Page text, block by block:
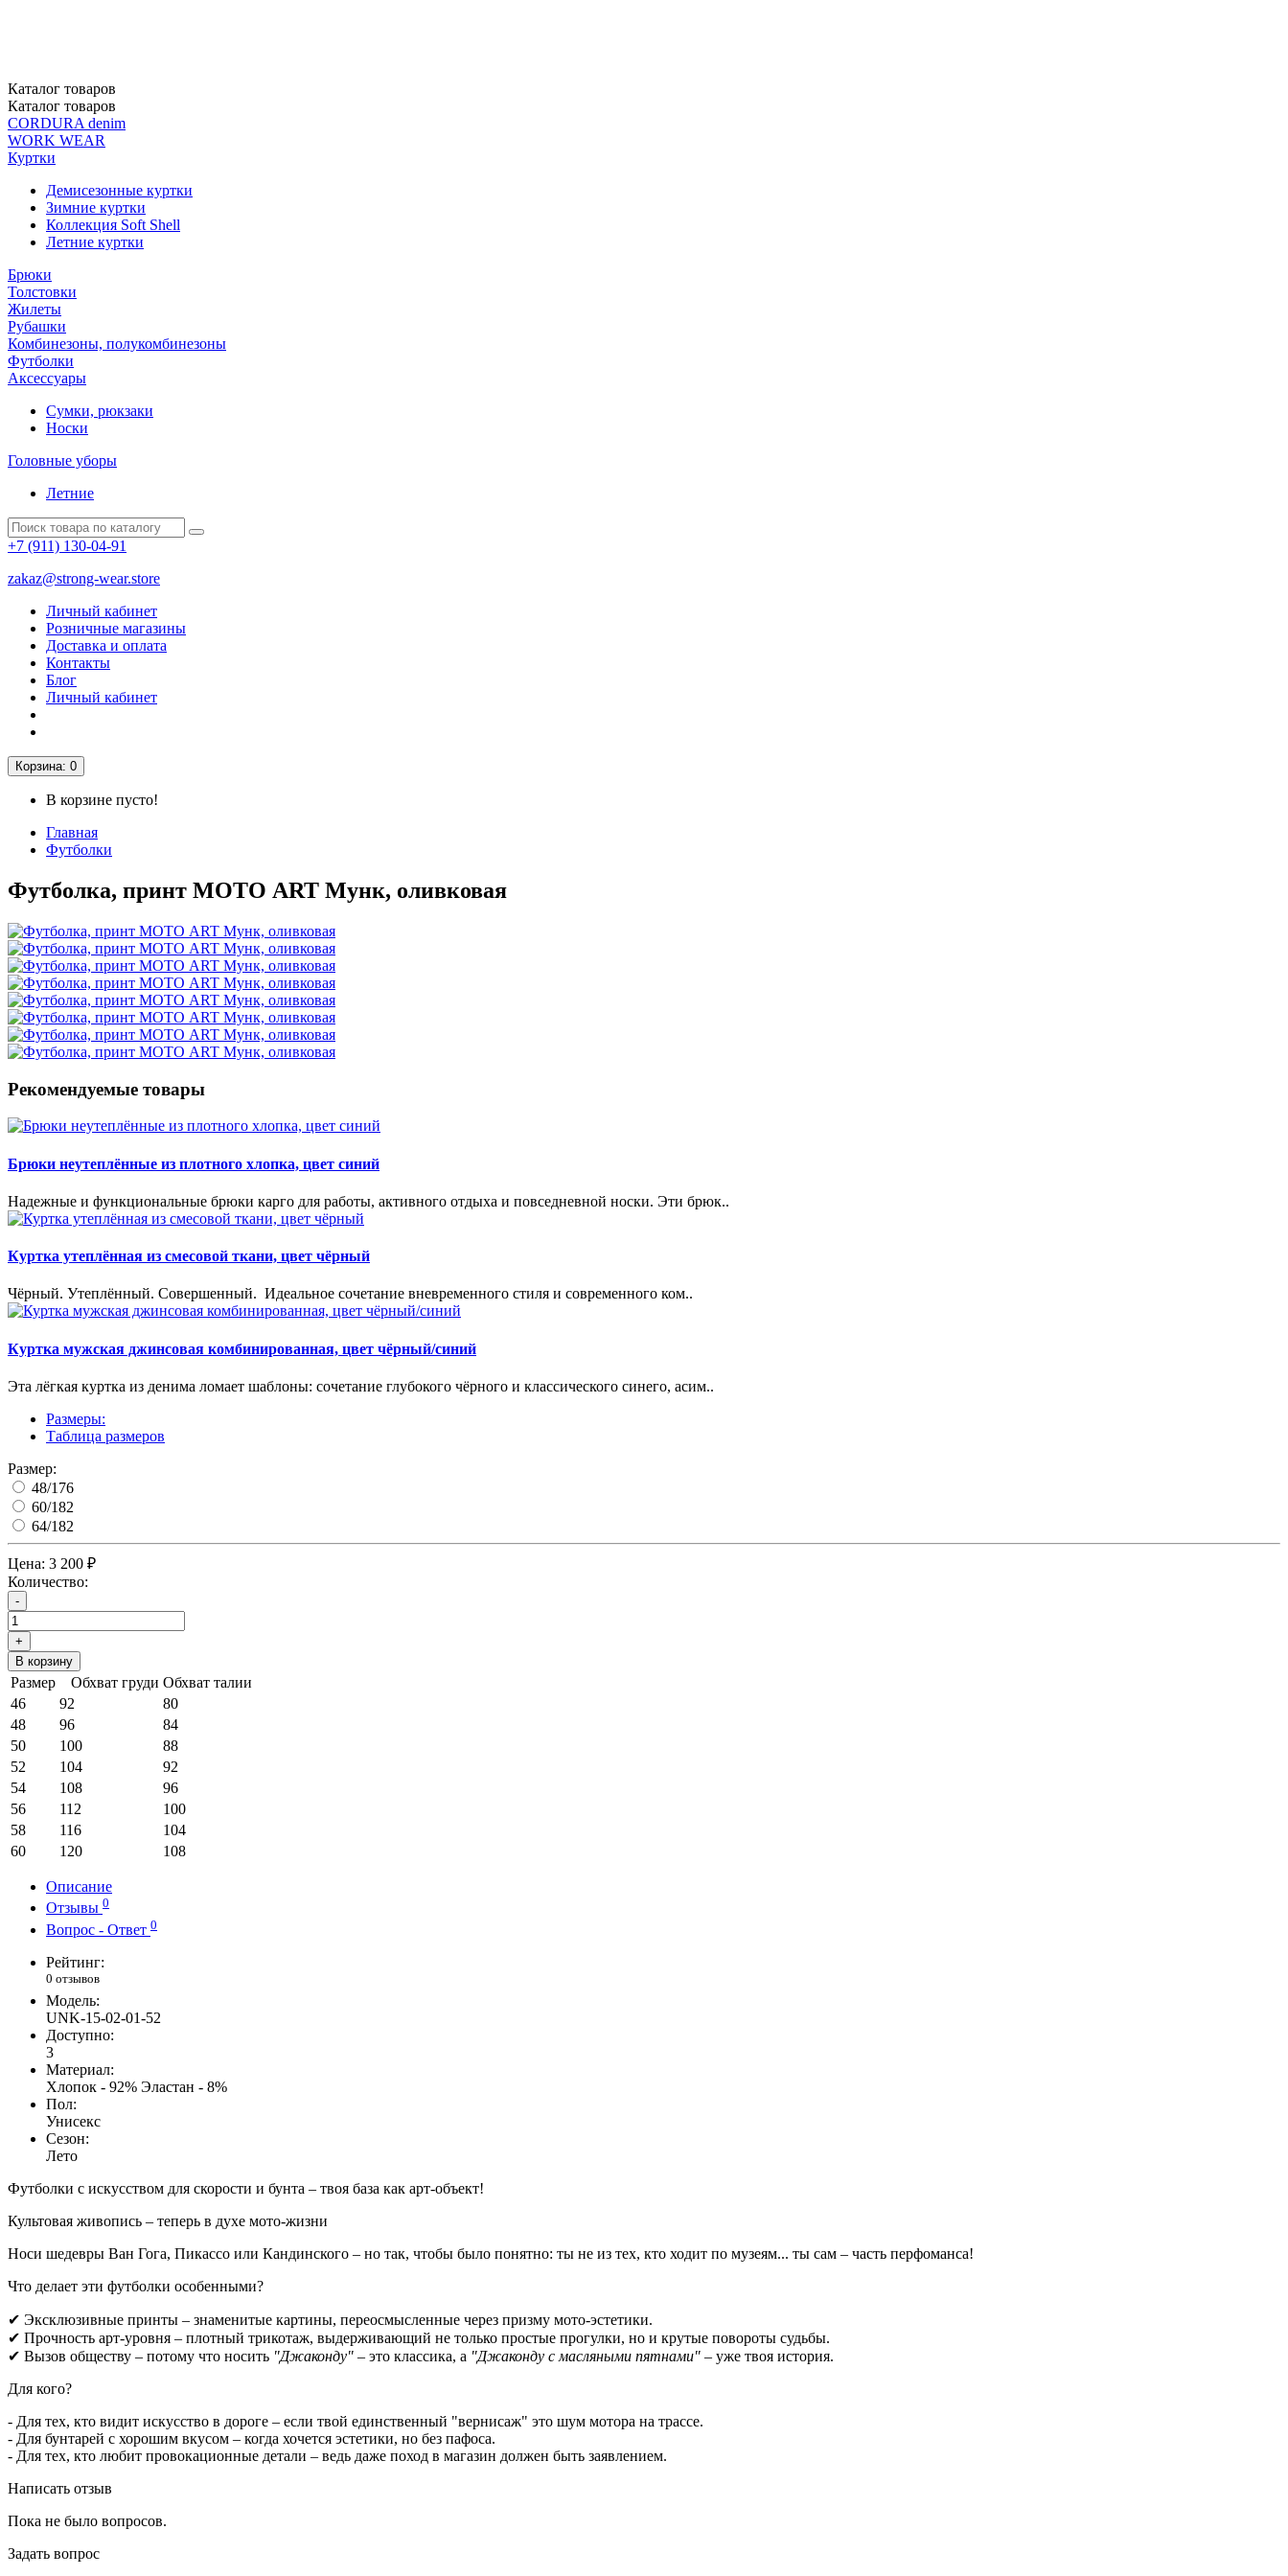
Каталог товаров
Каталог товаров
CORDURA denim
WORK WEAR
Куртки
Демисезонные куртки
Зимние куртки
Коллекция Soft Shell
Летние куртки
Брюки
Толстовки
Жилеты
Рубашки
Комбинезоны, полукомбинезоны
Футболки
Аксессуары
Сумки, рюкзаки
Носки
Головные уборы
Летние
+7 (911) 130-04-91
zakaz@strong-wear.store
Личный кабинет
Розничные магазины
Доставка и оплата
Контакты
Блог
Личный кабинет
Корзина: 0
В корзине пусто!
Главная
Футболки
Футболка, принт МОТО ART Мунк, оливковая
Рекомендуемые товары
Брюки неутеплённые из плотного хлопка, цвет синий
Надежные и функциональные брюки карго для работы, активного отдыха и повседневной носки. Эти брюк..
Куртка утеплённая из смесовой ткани, цвет чёрный
Чёрный. Утеплённый. Совершенный. Идеальное сочетание вневременного стиля и современного ком..
Куртка мужская джинсовая комбинированная, цвет чёрный/синий
Эта лёгкая куртка из денима ломает шаблоны: сочетание глубокого чёрного и классического синего, асим..
Размеры:
Таблица размеров
Размер:
48/176
60/182
64/182
Цена: 3 200 ₽
Количество:
-
+
В корзину
Размер Обхват груди Обхват талии
46
92
80
48
96
84
50
100
88
52
104
92
54
108
96
56
112
100
58
116
104
60
120 108
Описание
Отзывы 0
Вопрос - Ответ 0
Рейтинг:
0 отзывов
Модель:
UNK-15-02-01-52
Доступно:
3
Материал:
Хлопок - 92% Эластан - 8%
Пол:
Унисекс
Сезон:
Лето
Футболки с искусством для скорости и бунта – твоя база как арт-объект!
Культовая живопись – теперь в духе мото-жизни
Носи шедевры Ван Гога, Пикассо или Кандинского – но так, чтобы было понятно: ты не из тех, кто ходит по музеям... ты сам – часть перфоманса!
Что делает эти футболки особенными?
✔ Эксклюзивные принты – знаменитые картины, переосмысленные через призму мото‑эстетики.
✔ Прочность арт-уровня – плотный трикотаж, выдерживающий не только простые прогулки, но и крутые повороты судьбы.
✔ Вызов обществу – потому что носить "Джаконду" – это классика, а "Джаконду с масляными пятнами" – уже твоя история.
Для кого?
- Для тех, кто видит искусство в дороге – если твой единственный "вернисаж" это шум мотора на трассе.
- Для бунтарей с хорошим вкусом – когда хочется эстетики, но без пафоса.
- Для тех, кто любит провокационные детали – ведь даже поход в магазин должен быть заявлением.
Написать отзыв
Пока не было вопросов.
Задать вопрос